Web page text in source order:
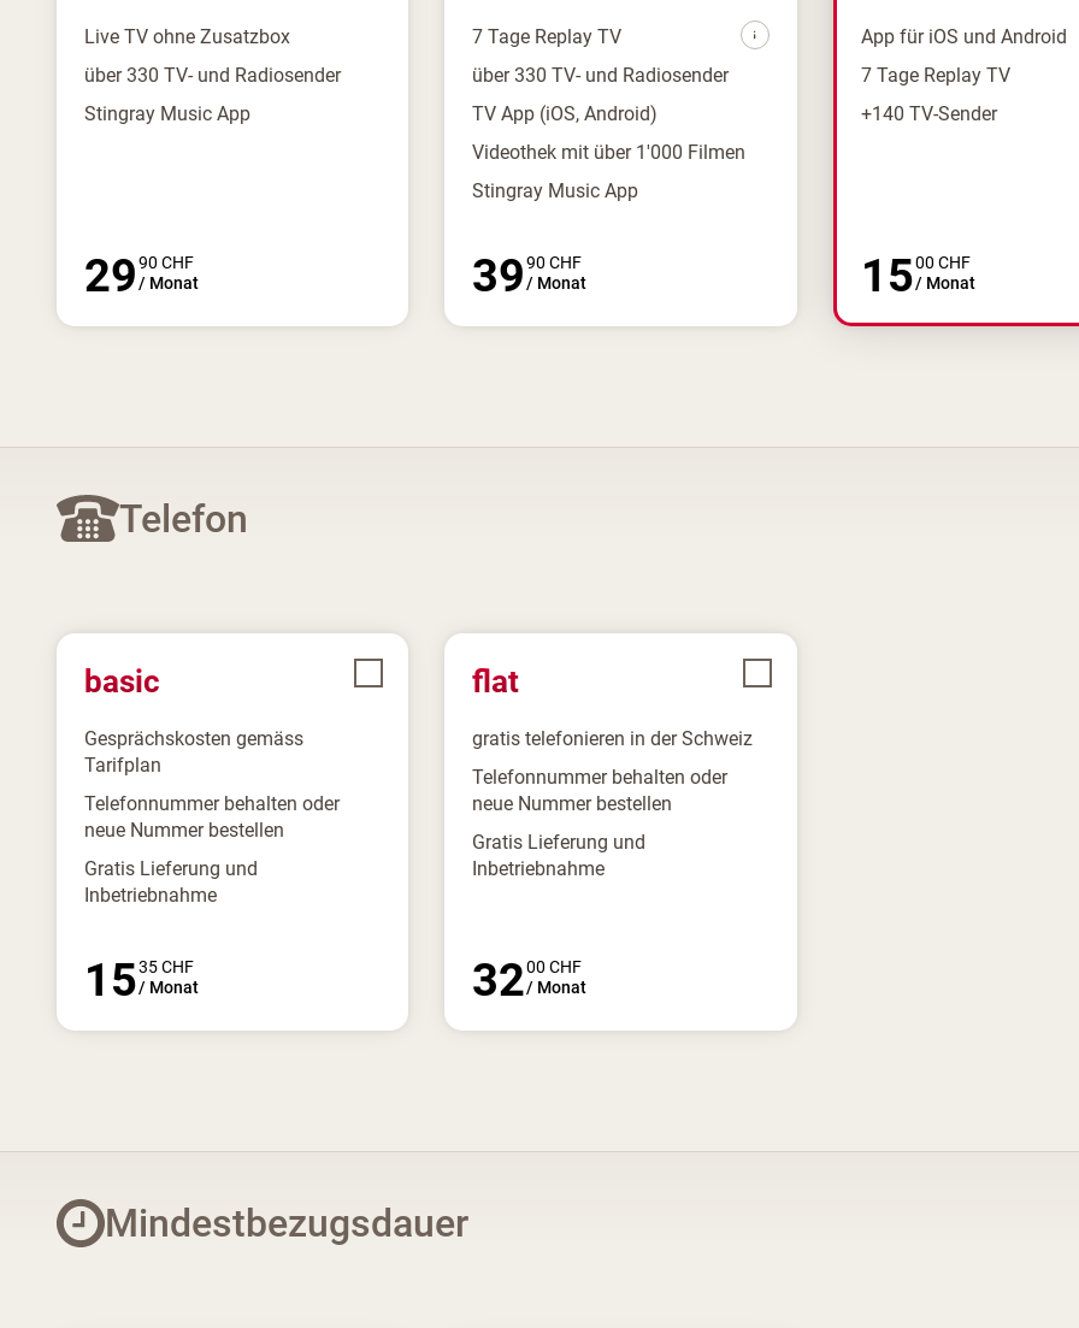
Live TV ohne Zusatzbox
über 330 TV- und Radiosender
Stingray Music App
2990 CHF
/ Monat
7 Tage Replay TV
über 330 TV- und Radiosender
TV App (iOS, Android)
Videothek mit über 1'000 Filmen
Stingray Music App
39 90 CHF
/ Monat
App für iOS und Android
7 Tage Replay TV
+140 TV-Sender
1500 CHF
/ Monat
Telefon
basic
Gesprächskosten gemäss
Tarifplan
Telefonnummer behalten oder
neue Nummer bestellen
Gratis Lieferung und
Inbetriebnahme
1535CHF
/ Monat
flat
gratis telefonieren in der Schweiz
Telefonnummer behalten oder
neue Nummer bestellen
Gratis Lieferung und
Inbetriebnahme
3200 CHF
/ Monat
Mindestbezugsdauer